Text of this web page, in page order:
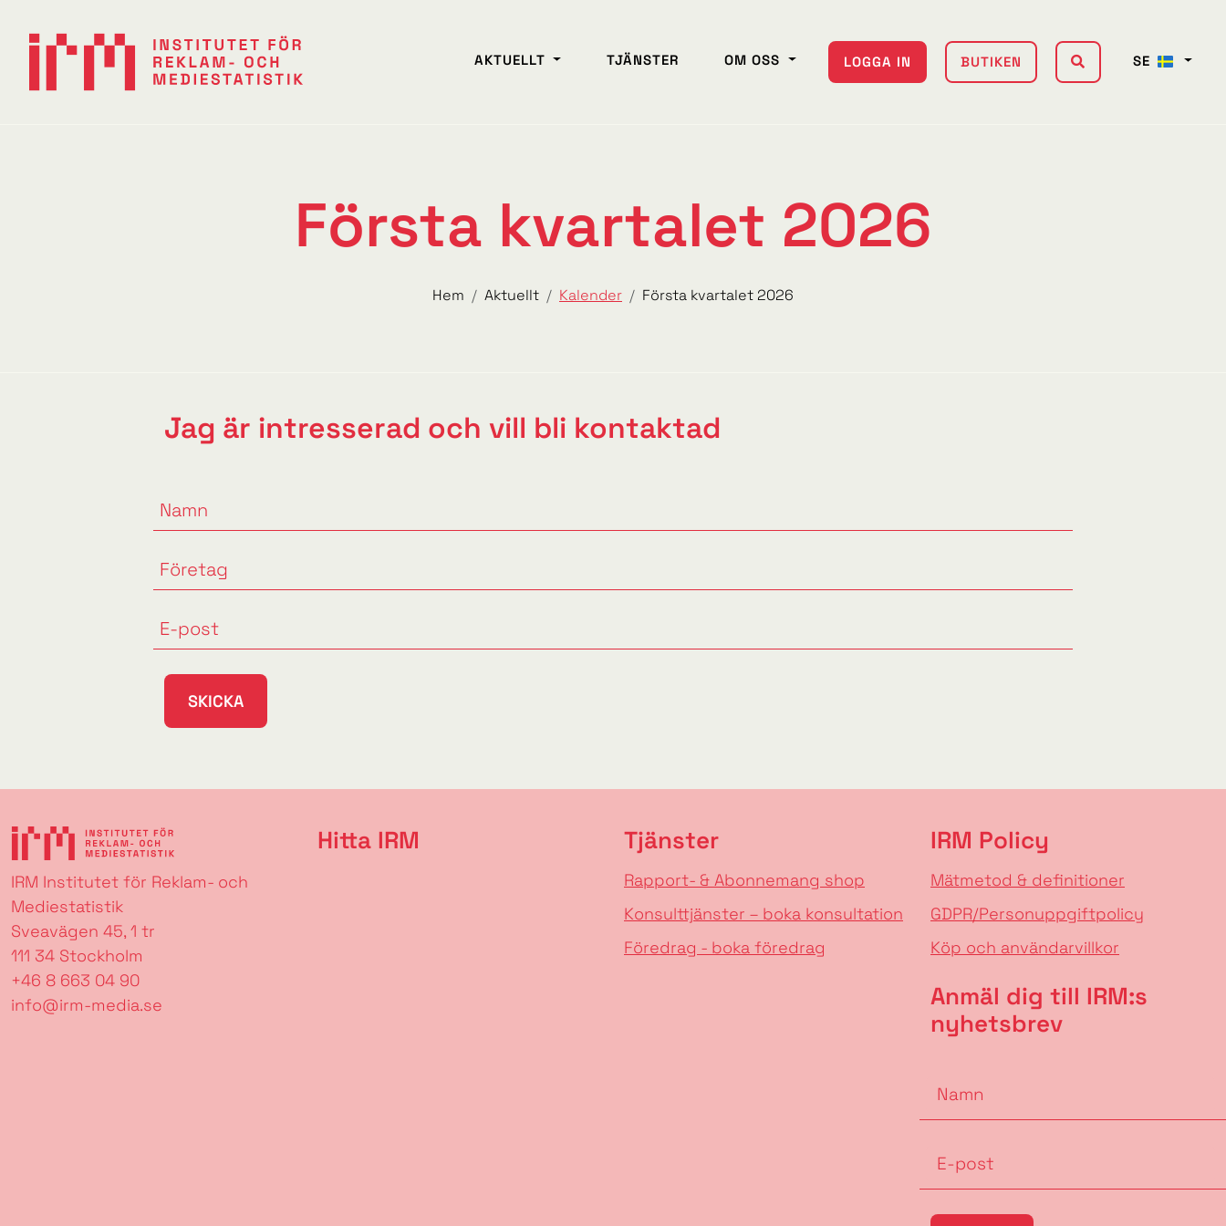
AKTUELLT TJÄNSTER OM OSS LOGGA IN BUTIKEN SE
Första kvartalet 2026
Hem Aktuellt Kalender Första kvartalet 2026
Jag är intresserad och vill bli kontaktad
SKICKA
IRM Institutet för Reklam- och
Mediestatistik
Sveavägen 45, 1 tr
111 34 Stockholm
+46 8 663 04 90
info@irm-media.se
Hitta IRM Tjänster
Rapport- & Abonnemang shop
Konsulttjänster – boka konsultation
Föredrag - boka föredrag
IRM Policy
Mätmetod & definitioner
GDPR/Personuppgiftpolicy
Köp och användarvillkor
Anmäl dig till IRM:s
nyhetsbrev